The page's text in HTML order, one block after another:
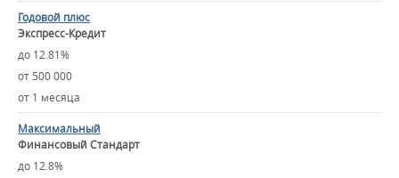
Годовой плюс
Экспресс-Кредит
до 12.81%
от 500 000
от 1 месяца
Максимальный
Финансовый Стандарт
до 12.8%